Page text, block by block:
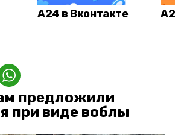
А24 в Вконтакте
предложили
при виде воблы